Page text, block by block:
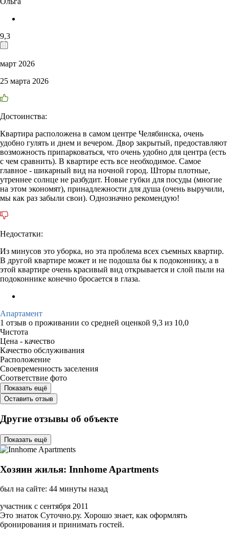
9,3
март 2026
25 марта 2026
Достоинства:
Квартира расположена в самом центре Челябинска, очень
удобно гулять и днем и вечером. Двор закрытый, предоставляют
возможность припарковаться, что очень удобно для центра (есть
с чем сравнить). В квартире есть все необходимое. Самое
главное - шикарный вид на ночной город. Шторы плотные,
утреннее солнце не разбудит. Новые губки для посуды (многие
на этом экономят), принадлежности для душа (очень выручили,
мы как раз забыли свои). Однозначно рекомендую!
Недостатки:
Из минусов это уборка, но эта проблема всех съемных квартир.
В другой квартире может и не подошла бы к подоконнику, а в
этой квартире очень красивый вид открывается и слой пыли на
подоконнике конечно бросается в глаза.
Апартамент
1 отзыв о проживании со средней оценкой 9,3 из 10,0
Чистота
Цена - качество
Качество обслуживания
Расположение
Своевременность заселения
Соответствие фото
Показать ещё
Оставить отзыв
Другие отзывы об объекте
Показать ещё
Хозяин жилья: Innhome Apartments
был на сайте: 44 минуты назад
участник с сентября 2011
Это знаток Суточно.ру. Хорошо знает, как оформлять
бронирования и принимать гостей.